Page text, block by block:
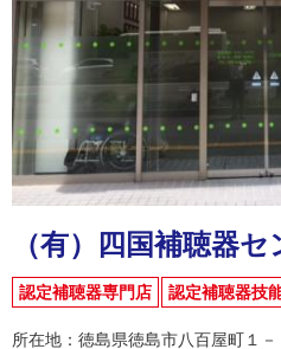
（有）四国補聴器
認定補聴器専門店 認定補聴器技
所在地：徳島県徳島市八百屋町１